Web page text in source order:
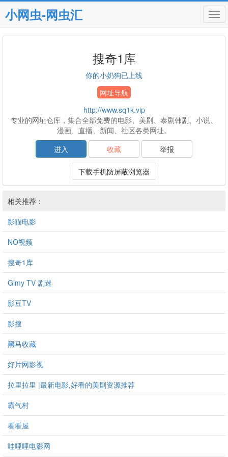
小网虫-网虫汇
搜奇1库
你的小奶狗已上线
网址导航
http://www.sq1k.vip
专业的网址仓库，集合全部免费的电影、美剧、泰剧韩剧、小说、
漫画、直播、新闻、社区各类网址。
进入
收藏 举报
下载手机防屏蔽浏览器
相关推荐：
影猫电影
NO视频
搜奇1库
Gimy TV 剧迷
影豆TV
影搜
黑马收藏
好片网影视
拉里拉里 |最新电影,好看的美剧资源推荐
霸气村
看看屋
哇哩哩电影网